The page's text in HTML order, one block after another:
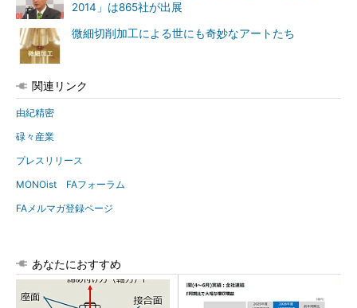
2014」は865社が出展
微細切削加工による世にも奇妙なアートたち
関連リンク
由紀精密
碌々産業
プレスリリース
MONOist FAフォーラム
FAメルマガ登録ページ
あなたにおすすめ